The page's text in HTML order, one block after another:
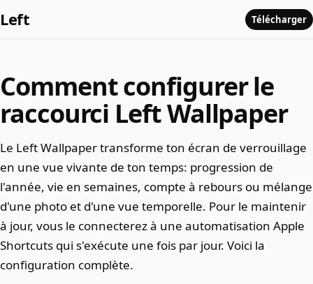
Left Télécharger
Comment configurer le
raccourci Left Wallpaper
Le Left Wallpaper transforme ton écran de verrouillage
en une vue vivante de ton temps: progression de
l'année, vie en semaines, compte à rebours ou mélange
d'une photo et d'une vue temporelle. Pour le maintenir
à jour, vous le connecterez à une automatisation Apple
Shortcuts qui s'exécute une fois par jour. Voici la
configuration complète.